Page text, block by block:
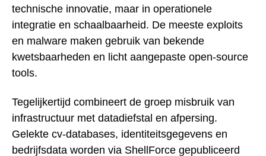
technische innovatie, maar in operationele
integratie en schaalbaarheid. De meeste exploits
en malware maken gebruik van bekende
kwetsbaarheden en licht aangepaste open-source
tools.
Tegelijkertijd combineert de groep misbruik van
infrastructuur met datadiefstal en afpersing.
Gelekte cv-databases, identiteitsgegevens en
bedrijfsdata worden via ShellForce gepubliceerd